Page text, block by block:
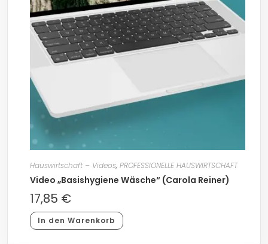
Hauswirtschaft – Videos, PROFESSIONELLE HAUSWIRTSCHAFT
Video „Basishygiene Wäsche“ (Carola Reiner)
17,85 €
In den Warenkorb